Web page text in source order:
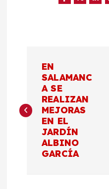
v
EN
SALAMANC
A SE
REALIZAN
MEJORAS
EN EL
JARDÍN
ALBINO
GARCÍA